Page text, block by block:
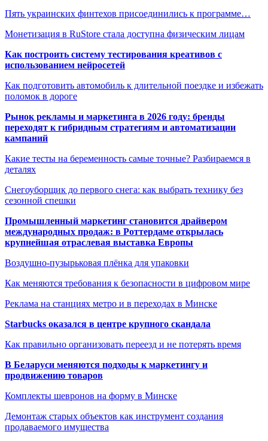
Пять украинских финтехов присоединились к программе…
Монетизация в RuStore стала доступна физическим лицам
Как построить систему тестирования креативов с
использованием нейросетей
Как подготовить автомобиль к длительной поездке и избежать
поломок в дороге
Рынок рекламы и маркетинга в 2026 году: бренды
переходят к гибридным стратегиям и автоматизации
кампаний
Какие тесты на беременность самые точные? Разбираемся в
деталях
Снегоуборщик до первого снега: как выбрать технику без
сезонной спешки
Промышленный маркетинг становится драйвером
международных продаж: в Роттердаме открылась
крупнейшая отраслевая выставка Европы
Воздушно-пузырьковая плёнка для упаковки
Как меняются требования к безопасности в цифровом мире
Реклама на станциях метро и в переходах в Минске
Starbucks оказался в центре крупного скандала
Как правильно организовать переезд и не потерять время
В Беларуси меняются подходы к маркетингу и
продвижению товаров
Комплекты шевронов на форму в Минске
Демонтаж старых объектов как инструмент создания
продаваемого имущества